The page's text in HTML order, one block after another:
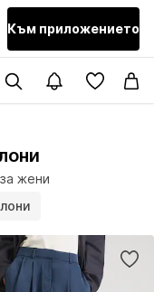
Към приложението
жени